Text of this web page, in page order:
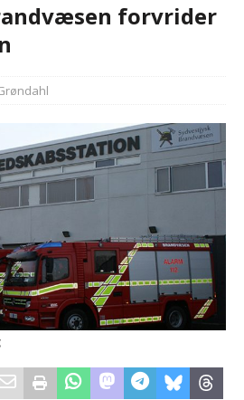
forvrider